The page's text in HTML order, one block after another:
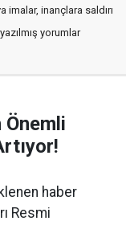
inançlara saldırı
yorumlar
haber
Resmi